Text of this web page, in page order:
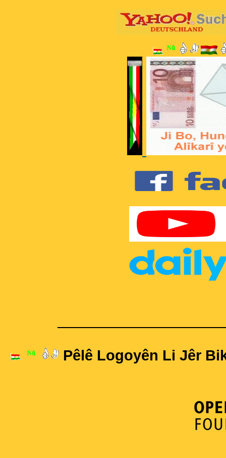
Pêlê Logoyên Li Jêr